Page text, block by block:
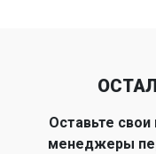
Оставьте
менеджеры